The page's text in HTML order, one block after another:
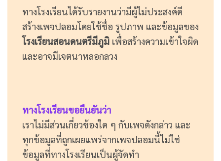
ทางโรงเรียนได้รับรายงานว่ามีผู้ไม่ประสงค์ดี
สร้างเพจปลอมโดยใช้ชื่อ รูปภาพ และข้อมูลของ
โรงเรียนสอนดนตรีมีภูมิ เพื่อสร้างความเข้าใจผิด
และอาจมีเจตนาหลอกลวง
ทางโรงเรียนขอยืนยันว่า
เราไม่มีส่วนเกี่ยวข้องใด ๆ กับเพจดังกล่าว และ
ทุกข้อมูลที่ถูกเผยแพร่จากเพจปลอมนี้ไม่ใช่
ข้อมูลที่ทางโรงเรียนเป็นผู้จัดทำ